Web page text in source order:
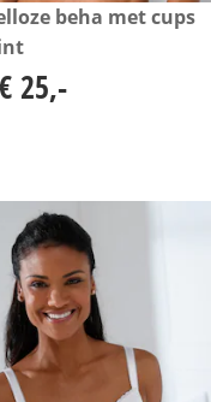
beha met cups
25,-